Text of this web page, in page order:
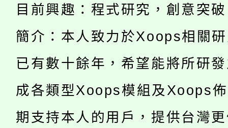
心理、諮商輔導、社會
系所師生報名參加。
程
學期銜接期間理賠案件
學籍身 分審查程序及
版
淨零綠領人才培育課程
公告本校115學年度第
代理(課)教師甄選結果(
「2026金融保險知識
車」活動
桃園市115學年度學生
目前興趣：程式研究，創意突
簡介：本人致力於Xoops相關
已有數十餘年，希望能將所研
成各類型Xoops模組及Xoops
期支持本人的用戶，提供台灣